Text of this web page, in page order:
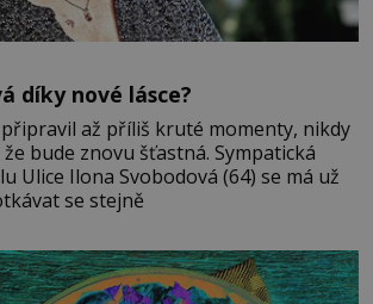
díky nové lásce?
až příliš kruté momenty, nikdy
znovu šťastná. Sympatická
Ulice Ilona Svobodová (64) se má už
se stejně